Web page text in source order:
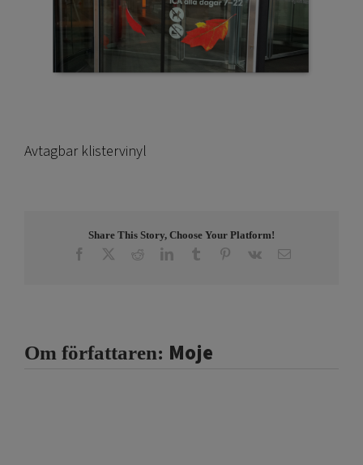
Avtagbar klistervinyl
Share This Story, Choose Your Platform!
Facebook RedditLinkedInTumblr Pinterest
Vk E-
Om författaren: Moje